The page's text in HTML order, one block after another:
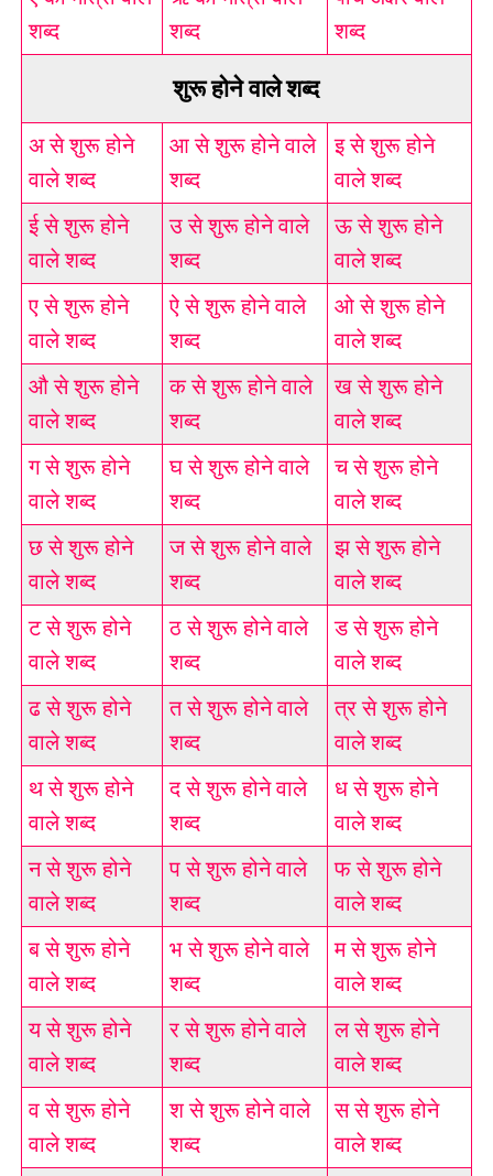
शब्द
शब्द
शब्द
शुरू होने वाले शब्द
अ से शुरू होने
वाले शब्द
आ से शुरू होने वाले
शब्द
इ से शुरू होने
वाले शब्द
ई से शुरू होने
वाले शब्द
उ से शुरू होने वाले
शब्द
ऊ से शुरू होने
वाले शब्द
ए से शुरू होने
वाले शब्द
ऐ से शुरू होने वाले
शब्द
ओ से शुरू होने
वाले शब्द
औ से शुरू होने
वाले शब्द
क से शुरू होने वाले
शब्द
ख से शुरू होने
वाले शब्द
ग से शुरू होने
वाले शब्द
घ से शुरू होने वाले
शब्द
च से शुरू होने
वाले शब्द
छ से शुरू होने
वाले शब्द
ज से शुरू होने वाले
शब्द
झ से शुरू होने
वाले शब्द
ट से शुरू होने
वाले शब्द
ठ से शुरू होने वाले
शब्द
ड से शुरू होने
वाले शब्द
ढ से शुरू होने
वाले शब्द
त से शुरू होने वाले
शब्द
त्र से शुरू होने
वाले शब्द
थ से शुरू होने
वाले शब्द
द से शुरू होने वाले
शब्द
ध से शुरू होने
वाले शब्द
न से शुरू होने
वाले शब्द
प से शुरू होने वाले
शब्द
फ से शुरू होने
वाले शब्द
ब से शुरू होने
वाले शब्द
भ से शुरू होने वाले
शब्द
म से शुरू होने
वाले शब्द
य से शुरू होने
वाले शब्द
र से शुरू होने वाले
शब्द
ल से शुरू होने
वाले शब्द
व से शुरू होने
वाले शब्द
श से शुरू होने वाले
शब्द
स से शुरू होने
वाले शब्द